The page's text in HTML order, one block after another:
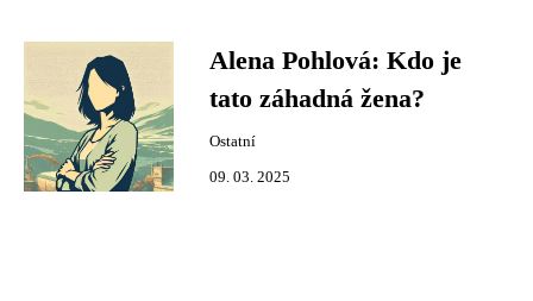
Alena Pohlová: Kdo je
tato záhadná žena?
Ostatní
09. 03. 2025